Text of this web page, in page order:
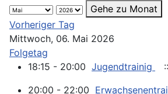
Gehe zu Monat
Vorheriger Tag
Mittwoch, 06. Mai 2026
Folgetag
18:15 - 20:00 Jugendtrainig
20:00 - 22:00